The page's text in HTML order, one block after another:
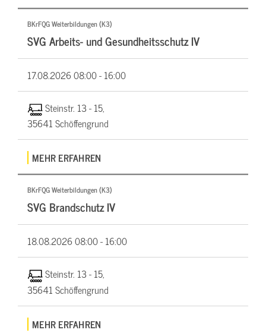
BKrFQG Weiterbildungen (K3)
SVG Arbeits- und Gesundheitsschutz IV
17.08.202608:00 - 16:00
Steinstr. 13 - 15,
35641 Schöffengrund
MEHR ERFAHREN
BKrFQG Weiterbildungen (K3)
SVG Brandschutz IV
18.08.202608:00 - 16:00
Steinstr. 13 - 15,
35641 Schöffengrund
MEHR ERFAHREN